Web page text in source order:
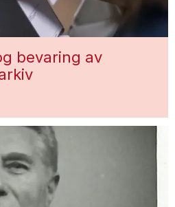
bevaring av